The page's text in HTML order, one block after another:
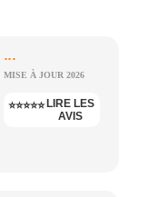
...
MISE À JOUR 2026
⭐⭐⭐⭐⭐ LIRE LES
AVIS